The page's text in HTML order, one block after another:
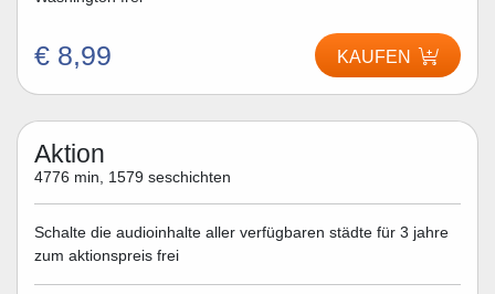
€ 8,99 KAUFEN
Aktion
4776 min, 1579 seschichten
Schalte die audioinhalte aller verfügbaren städte für 3 jahre
zum aktionspreis frei